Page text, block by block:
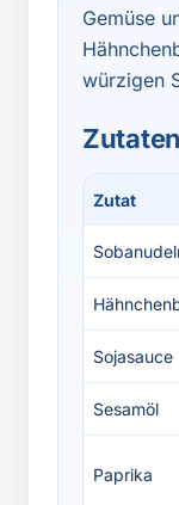
Gemüse
würzigen
Zutaten
Zutat
Sojasauce
Sesamöl
Paprika